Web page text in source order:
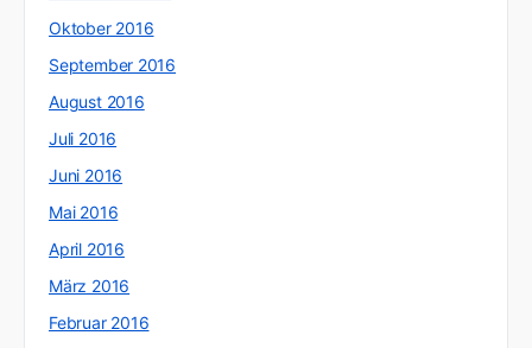
Oktober 2016
September 2016
August 2016
Juli 2016
Juni 2016
Mai 2016
April 2016
März 2016
Februar 2016